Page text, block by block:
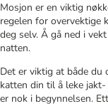
Mosjon er en viktig
regelen for overvektige
deg selv. Å gå ned i
natten.
Det er viktig at både du
katten din til å leke
er nok i begynnelsen.